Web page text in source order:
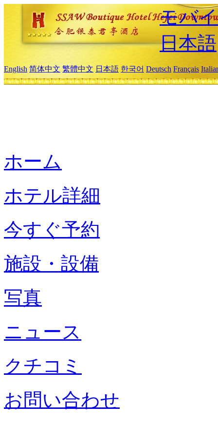
モバ
日本語
English 简体中文 繁體中文 日本語 한국어 Deutsch Français
ホーム
ホテル詳細
今すぐ予約
施設・設備
写真
ニュース
クチコミ
お問い合わせ